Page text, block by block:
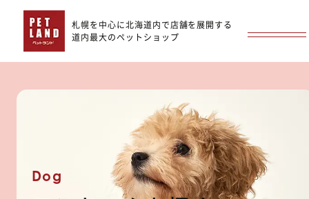
札幌を中心に北海道内で店舗を展開する
道内最大のペットショップ
Dog